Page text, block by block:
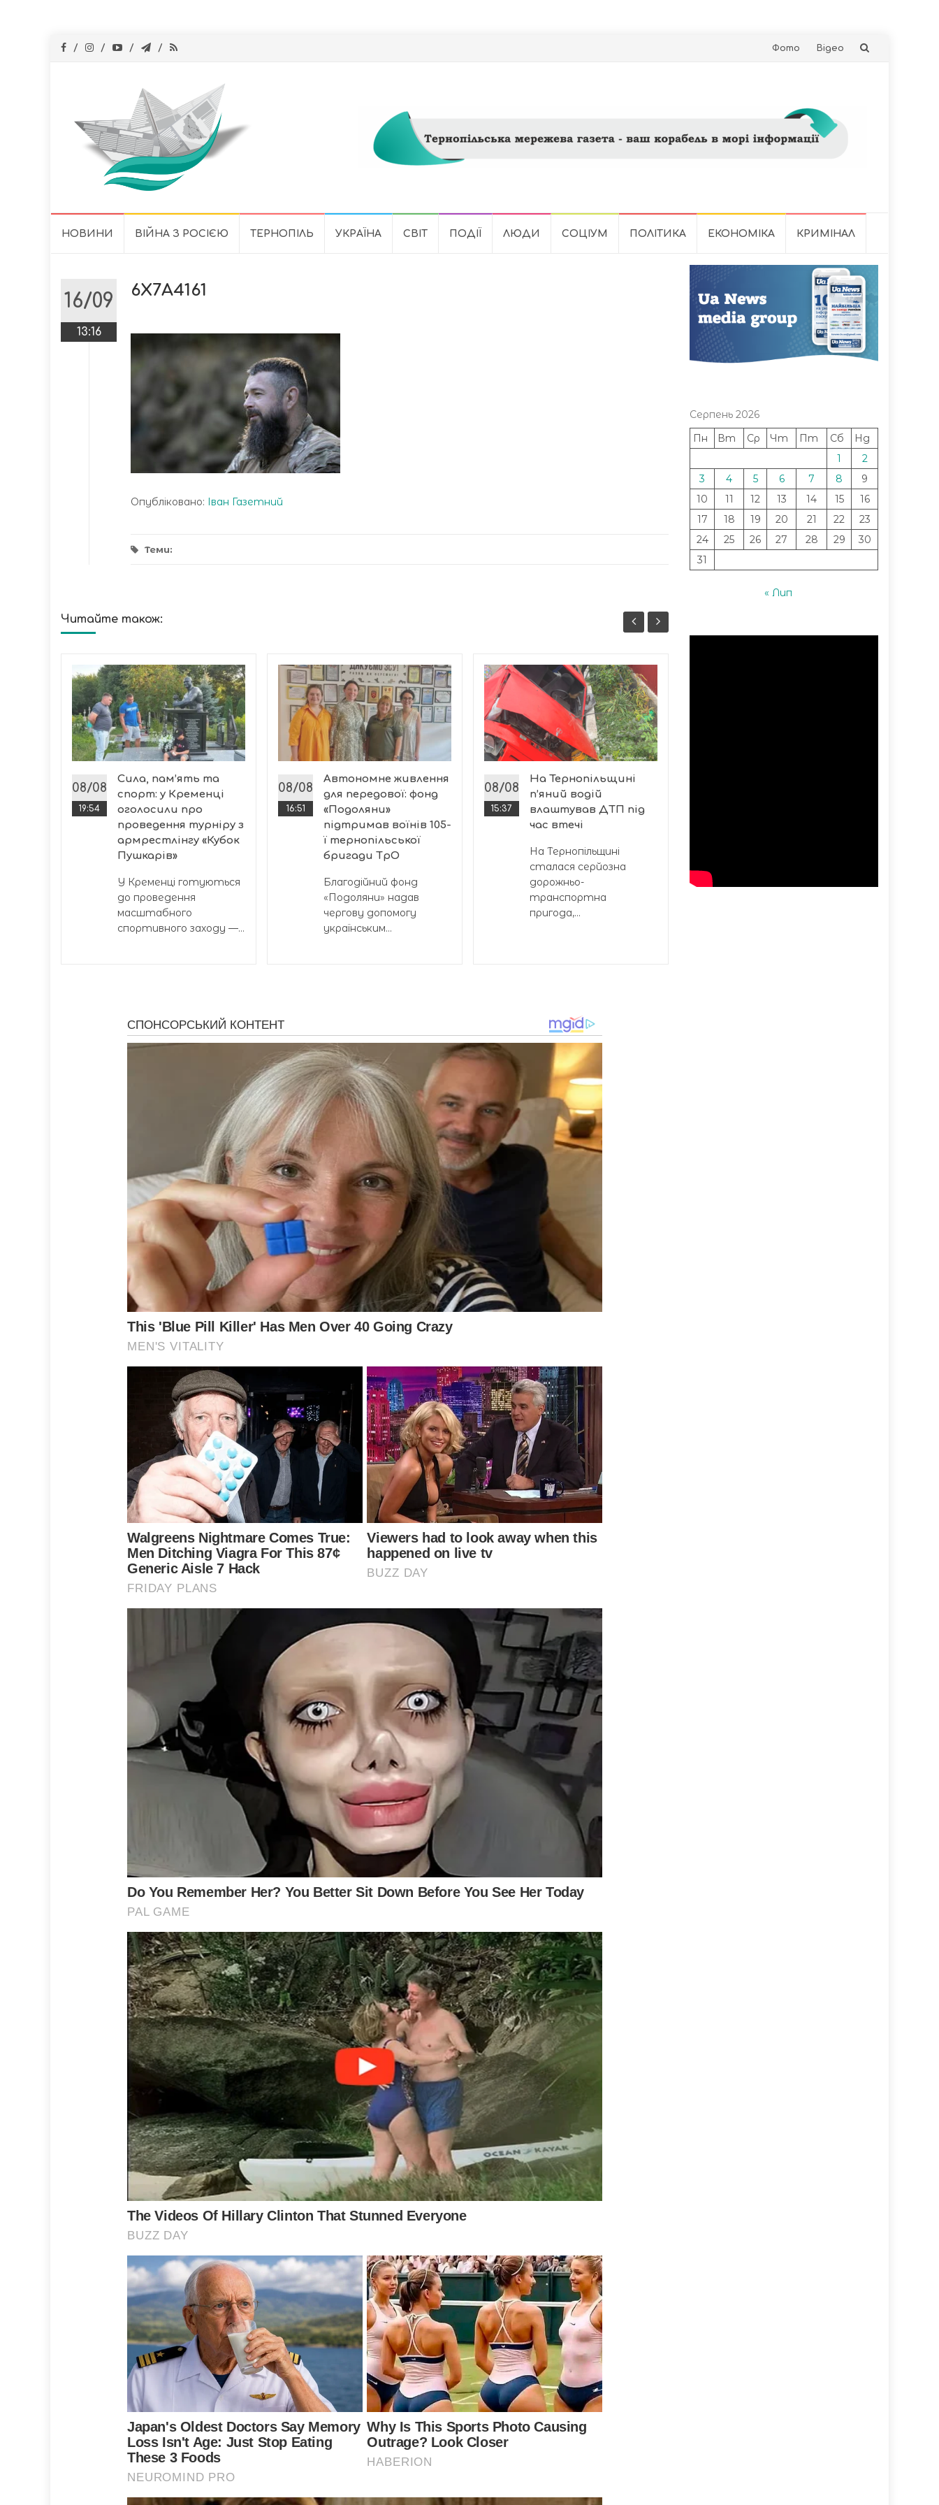
Skip
Фото Відео
НОВИНИ ВІЙНА З РОСІЄЮ ТЕРНОПІЛЬ УКРАЇНА СВІТ ПОДІЇ ЛЮДИ СОЦІУМ ПОЛІТИКА ЕКОНОМІКА КРИМІНАЛ
16/09
13:16
6X7A4161
Опубліковано: Іван Газетний
Теми:
Читайте також:
08/08
19:54
Сила, пам’ять та
спорт: у Кременці
оголосили про
проведення турніру з
армрестлінгу «Кубок
Пушкарів»
У Кременці готуються
до проведення
масштабного
спортивного заходу —...
08/08
16:51
Автономне живлення
для передової: фонд
«Подоляни»
підтримав воїнів 105-
ї тернопільської
бригади ТрО
Благодійний фонд
«Подоляни» надав
чергову допомогу
українським...
08/08
15:37
На Тернопільщині
п’яний водій
влаштував ДТП під
час втечі
На Тернопільщині
сталася серйозна
дорожньо-
транспортна
пригода,...
Серпень 2026
Пн
Вт Ср Чт Пт Сб
Нд
1
2
3
4 5 6 7 8
9
10
11 12 13 14 15
16
17
18 19 20 21 22
23
24
25 26 27 28 29
30
31
« Лип